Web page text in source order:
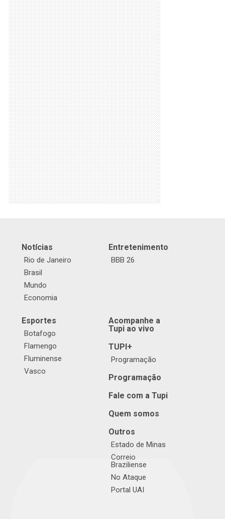
Notícias
Rio de Janeiro
Brasil
Mundo
Economia
Entretenimento
BBB 26
Esportes
Botafogo
Flamengo
Fluminense
Vasco
Acompanhe a
Tupi ao vivo
TUPI+
Programação
Programação
Fale com a Tupi
Quem somos
Outros
Estado de Minas
Correio
Braziliense
No Ataque
Portal UAI